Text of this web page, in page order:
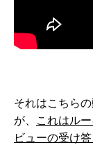
それはこちら
が、 これはル
ビューの受け